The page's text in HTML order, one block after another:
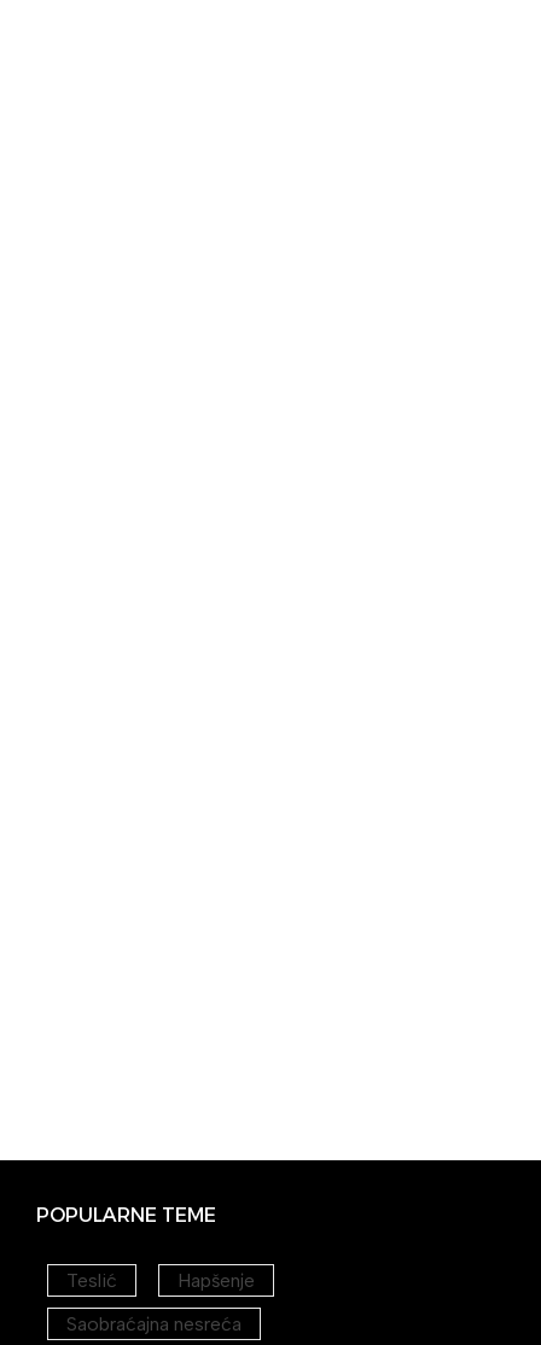
POPULARNE TEME
Teslić
Hapšenje
Saobraćajna nesreća